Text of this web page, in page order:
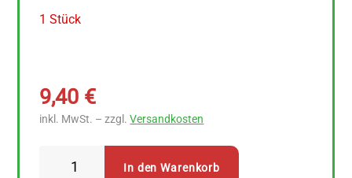
1 Stück
9,40 €
inkl. MwSt. – zzgl.Versandkosten
In den Warenkorb